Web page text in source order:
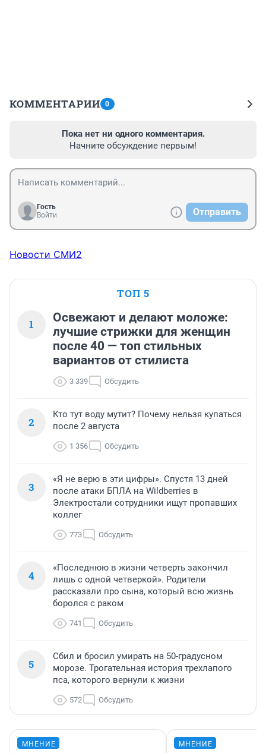
КОММЕНТАРИИ 0
Пока нет ни одного комментария.
Начните обсуждение первым!
Гость
Войти
Отправить
Новости СМИ2
ТОП 5
1
Освежают и делают моложе:
лучшие стрижки для женщин
после 40 — топ стильных
вариантов от стилиста
3 339 Обсудить
2
Кто тут воду мутит? Почему нельзя купаться
после 2 августа
1 356 Обсудить
3
«Я не верю в эти цифры». Спустя 13 дней
после атаки БПЛА на Wildberries в
Электростали сотрудники ищут пропавших
коллег
773 Обсудить
4
«Последнюю в жизни четверть закончил
лишь с одной четверкой». Родители
рассказали про сына, который всю жизнь
боролся с раком
741 Обсудить
5
Сбил и бросил умирать на 50-градусном
морозе. Трогательная история трехлапого
пса, которого вернули к жизни
572 Обсудить
МНЕНИЕ МНЕНИЕ